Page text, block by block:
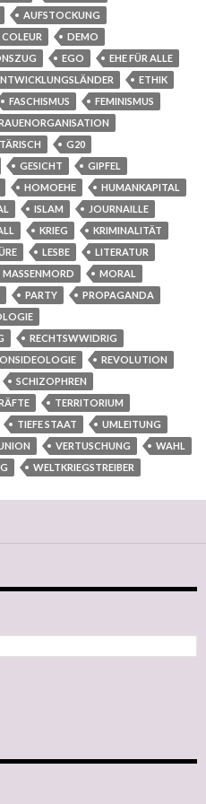
AUFSTOCKUNG
COLEUR
DEMO
EGO
EHE FÜR ALLE
ETHIK
FASCHISMUS
FEMINISMUS
G20
GESICHT
GIPFEL
HOMOEHE
HUMANKAPITAL
ISLAM
JOURNAILLE
KRIEG
KRIMINALITÄT
LESBE
LITERATUR
MASSENMORD
MORAL
PARTY
PROPAGANDA
RECHTSWWIDRIG
REVOLUTION
SCHIZOPHREN
TERRITORIUM
TIEFE STAAT
UMLEITUNG
VERTUSCHUNG
WAHL
WELTKRIEGSTREIBER